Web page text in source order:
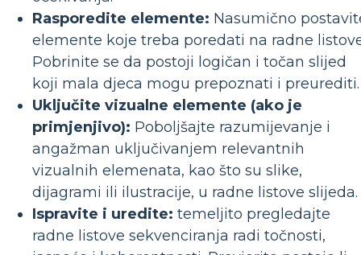
Rasporedite elemente: Nasumično
elemente koje treba poredati na radne
Pobrinite se da postoji logičan i točan slijed
koji mala djeca mogu prepoznati i preurediti.
Uključite vizualne elemente (ako je
primjenjivo): Poboljšajte razumijevanje i
angažman uključivanjem relevantnih
vizualnih elemenata, kao što su slike,
dijagrami ili ilustracije, u radne listove slijeda.
Ispravite i uredite: temeljito pregledajte
radne listove sekvenciranja radi točnosti,